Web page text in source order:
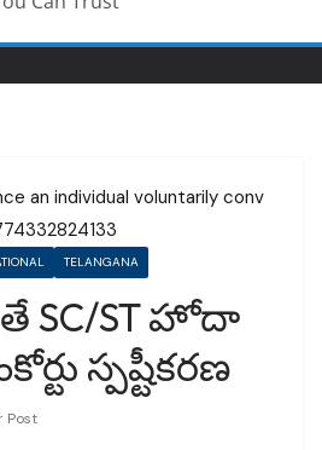
TELANGANA
SC/ST హోదా
స్పష్టీకరణ
Post